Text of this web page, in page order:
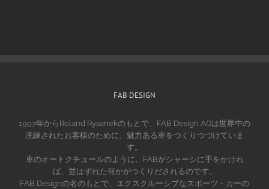
FAB DESIGN
1997年からRoland Rysanekのもとで、FAB Design AGは世界中の
洗練されたお客様のために、魅力ある車をつくりつづけていま
す。
車のオートクチュールのように、FABがシャーシに手をかけれ
ば、並はずれた何かがつくりだされるのです。
FAB Designの名のもとで、エクスクルーシブなスポーツ・カーの